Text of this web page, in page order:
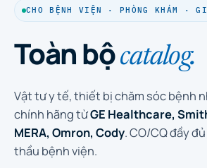
CHO BỆNH VIỆN · PHÒNG KHÁM ·
Toàn bộcatalog.
Vật tư y tế, thiết bị chăm sóc bệnh
chính hãng từGE Healthcare,
MERA, Omron, Cody. CO/CQ đầy
thầu bệnh viện.